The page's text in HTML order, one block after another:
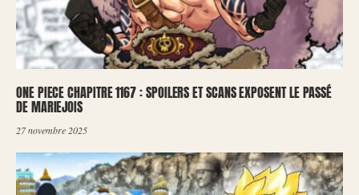
ONE PIECE CHAPITRE 1167 : SPOILERS ET SCANS EXPOSENT LE PASSÉ
DE MARIEJOIS
27 novembre 2025